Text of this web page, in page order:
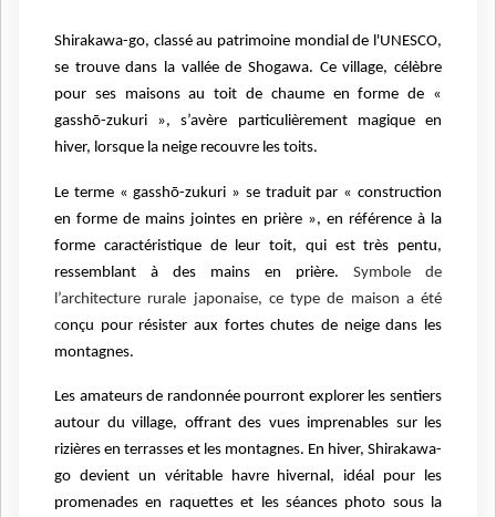
Shirakawa-go, classé au patrimoine mondial de l'UNESCO,
se trouve dans la vallée de Shogawa. Ce village, célèbre
pour ses maisons au toit de chaume en forme de «
gasshō-zukuri », s’avère particulièrement magique en
hiver, lorsque la neige recouvre les toits.
Le terme « gasshō-zukuri » se traduit par « construction
en forme de mains jointes en prière », en référence à la
forme caractéristique de leur toit, qui est très pentu,
ressemblant à des mains en prière. Symbole de
l’architecture rurale japonaise, ce type de maison a été
conçu pour résister aux fortes chutes de neige dans les
montagnes.
Les amateurs de randonnée pourront explorer les sentiers
autour du village, offrant des vues imprenables sur les
rizières en terrasses et les montagnes. En hiver, Shirakawa-
go devient un véritable havre hivernal, idéal pour les
promenades en raquettes et les séances photo sous la